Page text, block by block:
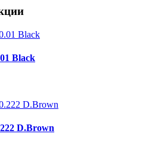
Black
D.Brown